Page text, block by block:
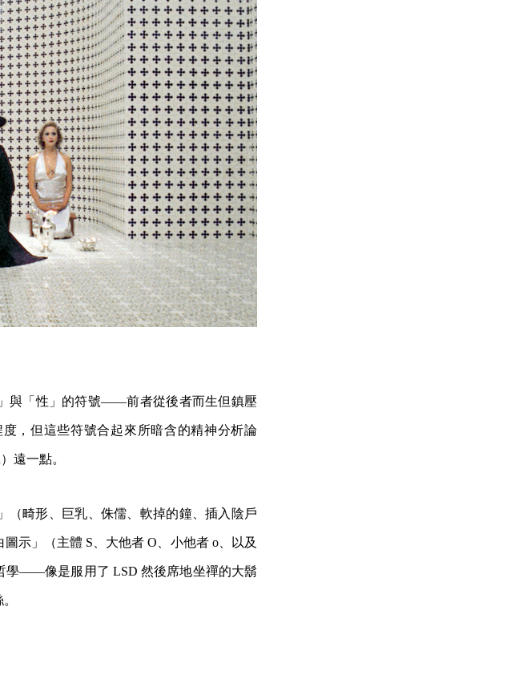
與「性」的符號——前者從後者而生但鎮壓
，但這些符號合起來所暗含的精神分析論
遠一點。
（畸形、巨乳、侏儒、軟掉的鐘、插入陰戶
示」（主體 S、大他者 O、小他者 o、以及
學——像是服用了 LSD 然後席地坐禪的大鬍
。